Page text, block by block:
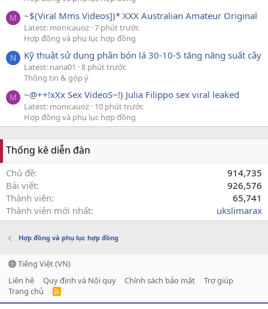
M ~$(Viral Mms Videos])* XXX Australian Amateur Original
Latest: monicauoz 7 phút trước
Hợp đồng và phụ lục hợp đồng
N Kỹ thuật sử dụng phân bón lá 30-10-5 tăng năng suất cây
Latest: nana01
8 phút trước
Thông tin & góp ý
M ~@++!xXx Sex VideoS~!) Julia Filippo sex viral leaked
Latest: monicauoz 10 phút trước
Hợp đồng và phụ lục hợp đồng
Thống kê diễn đàn
Chủ đề
914,735
Bài viết
926,576
Thành viên
65,741
Thành viên mới nhất
ukslimarax
Hợp đồng và phụ lục hợp đồng
Tiếng Việt (VN)
Liên hệ
Quy định và Nội quy Chính sách bảo mật
Trợ giúp
Trang chủ
R